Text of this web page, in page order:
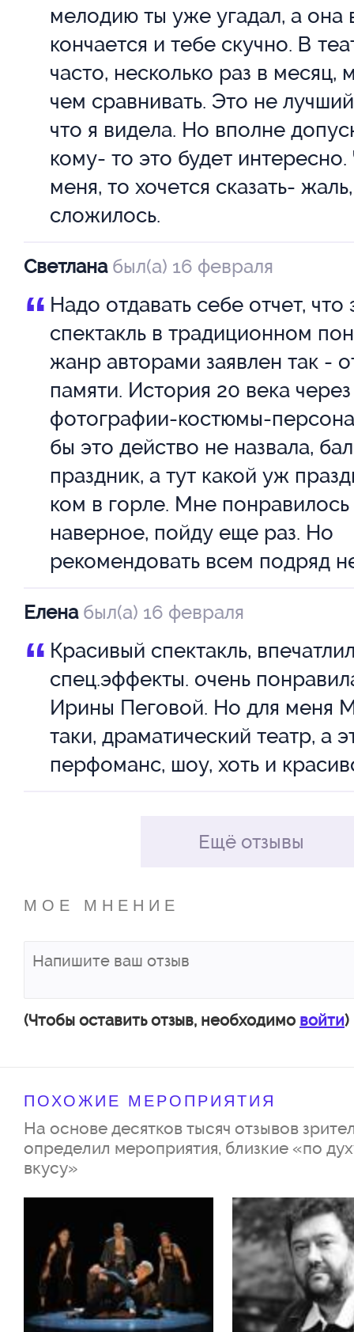
Сокольская
Мария
Эрнст София
мелодию ты уже угадал, а она
кончается и тебе скучно. В
часто, несколько раз в месяц,
чем сравнивать. Это не
что я видела. Но вполне
кому- то это будет интересно.
меня, то хочется сказать-
сложилось.
Светланабыл(а) 16 февраля
“ Надо отдавать себе отчет, что
спектакль в традиционном
жанр авторами заявлен так -
памяти. История 20 века
фотографии-костюмы-
бы это действо не назвала,
праздник, а тут какой уж
ком в горле. Мне понравилось
наверное, пойду еще раз. Но
рекомендовать всем подряд
Еленабыл(а) 16 февраля
“ Красивый спектакль,
спец.эффекты. очень
Ирины Пеговой. Но для меня
таки, драматический театр, а
перфоманс, шоу, хоть и
Ещё отзывы
МОЕ МНЕНИЕ
(Чтобы оставить отзыв, необходимо войти)
ПОХОЖИЕ МЕРОПРИЯТИЯ
На основе десятков тысяч отзывов
определил мероприятия, близкие «по
вкусу»